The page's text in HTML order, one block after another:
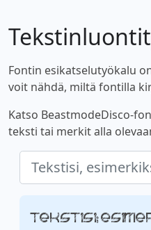
Fontin esikatselutyökalu
voit nähdä, miltä fontilla
Katso BeastmodeDisco-
teksti tai merkit alla
Tekstisi,